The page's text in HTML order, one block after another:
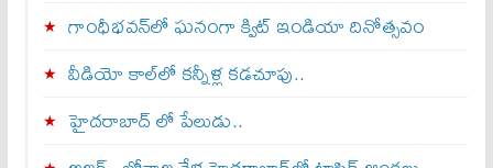
గాంధీభవన్‌లో ఘనంగా క్విట్‌ ఇండియా దినోత్సవం
వీడియో కాల్‌లో కన్నీళ్ల కడచూపు..
హైదరాబాద్ లో పేలుడు..